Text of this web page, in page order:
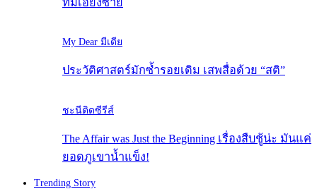
My Dear มีเดีย
ประวัติศาสตร์มักซ้ำรอยเดิม เสพสื่อด้วย “สติ”
ชะนีติดซีรีส์
The Affair was Just the Beginning เรื่องสืบชู้น่ะ มันแค่
ยอดภูเขาน้ำแข็ง!
Trending Story